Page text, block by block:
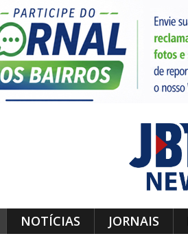
NOTÍCIAS JORNAIS